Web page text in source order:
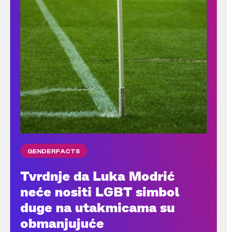
GENDERFACTS
Tvrdnje da Luka Modrić
neće nositi LGBT simbol
duge na utakmicama su
obmanjujuće